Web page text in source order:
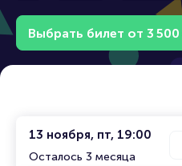
Выбрать билет от 3 500
13 ноября, пт, 19:00
Осталось 3 месяца